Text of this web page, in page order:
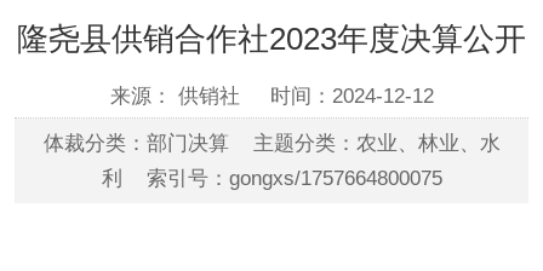
隆尧县供销合作社2023年度决算公开
来源： 供销社 时间：2024-12-12
体裁分类：部门决算 主题分类：农业、林业、水
利 索引号：gongxs/1757664800075